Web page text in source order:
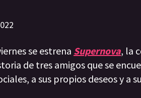
se estrena Supernova, la
de tres amigos que se
a sus propios deseos y a